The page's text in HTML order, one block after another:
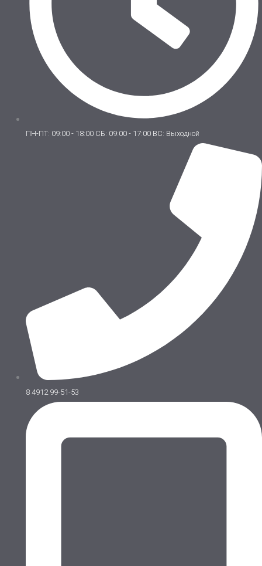
ПН-ПТ: 09:00 - 18:00 СБ: 09:00 - 17:00 ВС: Выходной
8 4912 99-51-53